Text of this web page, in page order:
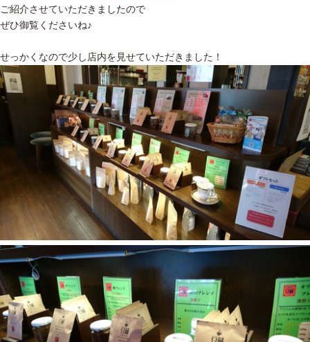
ご紹介させていただきましたので
ぜひ御覧くださいね♪
せっかくなので少し店内を見せていただきました！